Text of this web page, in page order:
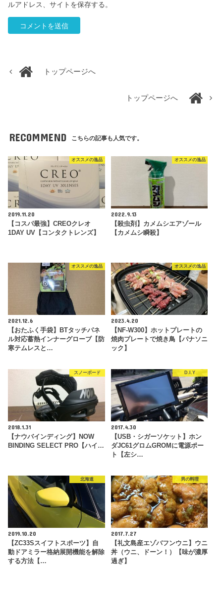
ルアドレス、サイトを保存する。
トップページへ
トップページへ
RECOMMEND こちらの記事も人気です。
オススメの逸品
2019.11.20
【コスパ最強】CREOクレオ
1DAY UV【コンタクトレンズ】
オススメの逸品
2022.9.13
【殺虫剤】カメムシエアゾール
【カメムシ瞬殺】
オススメの逸品
2021.12.6
【おたふく手袋】BTタッチパネ
ル対応蓄熱インナーグローブ【防
寒テムレスと…
オススメの逸品
2023.4.20
【NF-W300】ホットプレートの
焼肉プレートで焼き鳥【パナソニ
ック】
スノーボード
2018.1.31
【ナウバインディング】NOW
BINDING SELECT PRO【ハイ…
D.I.Y
2017.4.30
【USB・シガーソケット】ホン
ダJC61グロムGROMに電源ポー
ト【左シ…
北海道
2019.10.20
【ZC33Sスイフトスポーツ】自
動ドアミラー格納展開機能を解除
する方法【…
男の料理
2017.7.27
【礼文島産エゾバフンウニ】ウニ
丼（ウニ、ドーン！）【味が濃厚
過ぎ】